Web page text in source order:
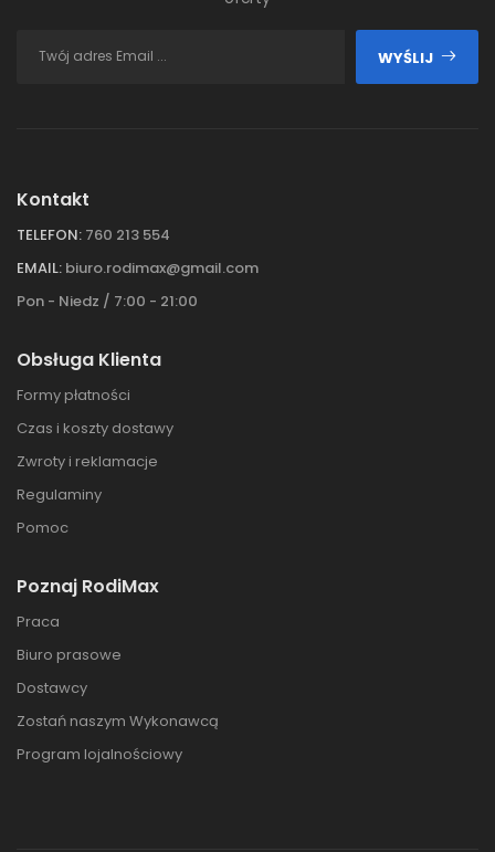
WYŚLIJ
Kontakt
TELEFON: 760 213 554
EMAIL: biuro.rodimax@gmail.com
Pon - Niedz / 7:00 - 21:00
Obsługa Klienta
Formy płatności
Czas i koszty dostawy
Zwroty i reklamacje
Regulaminy
Pomoc
Poznaj RodiMax
Praca
Biuro prasowe
Dostawcy
Zostań naszym Wykonawcą
Program lojalnościowy